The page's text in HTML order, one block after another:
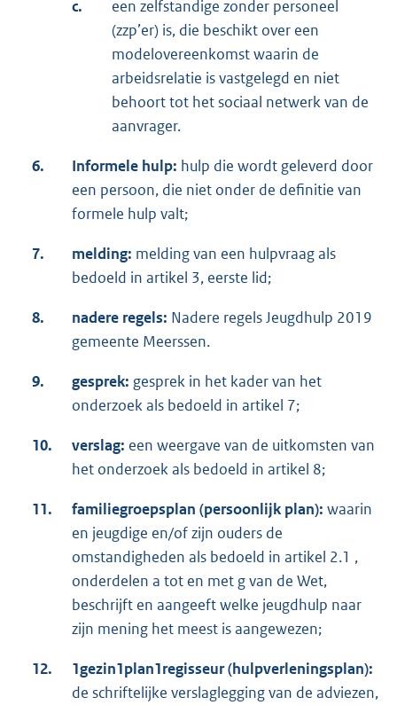
c.
een zelfstandige zonder personeel
(zzp’er) is, die beschikt over een
modelovereenkomst waarin de
arbeidsrelatie is vastgelegd en niet
behoort tot het sociaal netwerk van de
aanvrager.
6. Informele hulp: hulp die wordt geleverd door
een persoon, die niet onder de definitie van
formele hulp valt;
7. melding: melding van een hulpvraag als
bedoeld in artikel 3, eerste lid;
8. nadere regels: Nadere regels Jeugdhulp 2019
gemeente Meerssen.
9. gesprek: gesprek in het kader van het
onderzoek als bedoeld in artikel 7;
10. verslag: een weergave van de uitkomsten van
het onderzoek als bedoeld in artikel 8;
11. familiegroepsplan (persoonlijk plan): waarin
en jeugdige en/of zijn ouders de
omstandigheden als bedoeld in artikel 2.1 ,
onderdelen a tot en met g van de Wet,
beschrijft en aangeeft welke jeugdhulp naar
zijn mening het meest is aangewezen;
12.
1gezin1plan1regisseur (hulpverleningsplan):
de schriftelijke verslaglegging van de adviezen,